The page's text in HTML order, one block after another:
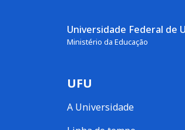
Universidade Federal de
Ministério da Educação
UFU
A Universidade